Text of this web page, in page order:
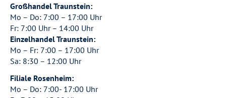
Großhandel Traunstein:
Mo – Do: 7:00 – 17:00 Uhr
Fr: 7:00 Uhr – 14:00 Uhr
Einzelhandel Traunstein:
Mo – Fr: 7:00 – 17:00 Uhr
Sa: 8:30 – 12:00 Uhr
Filiale Rosenheim:
Mo – Do: 7:00- 17:00 Uhr